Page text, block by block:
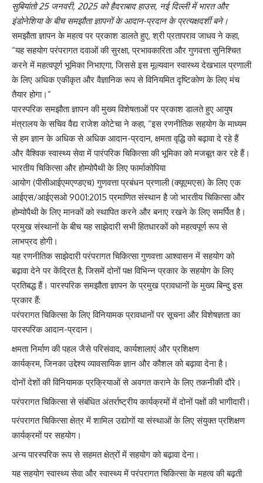
सुबियांतो25 जनवरी, 2025 को हैदराबाद हाउस, नई दिल्ली में भारत और
इंडोनेशिया के बीच समझौता ज्ञापनों के आदान-प्रदान के प्रत्‍यक्षदर्शी बने।
समझौता ज्ञापन के महत्व पर प्रकाश डालते हुए, श्री प्रतापराव जाधव ने कहा,
“यह सहयोग परंपरागत दवाओं की सुरक्षा, प्रभावकारिता और गुणवत्ता सुनिश्चित
करने में महत्वपूर्ण भूमिका निभाएगा, जिससे इस मूल्यवान स्वास्थ्य देखभाल प्रणाली
के लिए अधिक एकीकृत और वैज्ञानिक रूप से विनियमित दृष्टिकोण के लिए मंच
तैयार होगा।”
पारस्‍परिक समझौता ज्ञापन की मुख्य विशेषताओं पर प्रकाश डालते हुए आयुष
मंत्रालय के सचिव वैद्य राजेश कोटेचा ने कहा, “इस रणनीतिक सहयोग के माध्यम
से हम ज्ञान के अधिक से अधिक आदान-प्रदान, क्षमता वृद्धि को बढ़ावा दे रहे हैं
और वैश्विक स्वास्थ्य सेवा में पारंपरिक चिकित्सा की भूमिका को मजबूत कर रहे हैं।
भारतीय चिकित्सा और होम्योपैथी के लिए फार्माकोपिया
आयोग (पीसीआईएमएण्‍डएच) गुणवत्ता प्रबंधन प्रणाली (क्‍यूएमएस) के लिए एक
आईएस/आईएसओ 9001:2015 प्रमाणित संस्थान है जो भारतीय चिकित्सा और
होम्योपैथी के लिए मानकों को स्थापित करने और बनाए रखने के लिए समर्पित है।
प्रमुख संस्थानों के बीच यह साझेदारी सभी हितधारकों को महत्वपूर्ण रूप से
लाभप्रद होगी।
यह रणनीतिक साझेदारी परंपरागत चिकित्सा गुणवत्ता आश्वासन में सहयोग को
बढ़ावा देने पर केंद्रित है, जिसमें दोनों पक्ष विभिन्न प्रकार के सहयोग के लिए
प्रतिबद्ध हैं। पारस्‍परिक समझौता ज्ञापन के प्रमुख प्रावधानों के मुख्‍य बिन्‍दु इस
प्रकार हैं:
परंपरागत चिकित्सा के लिए विनियामक प्रावधानों पर सूचना और विशेषज्ञता का
पारस्‍परिक आदान-प्रदान।
क्षमता निर्माण की पहल जैसे परिसंवाद, कार्यशालाएं और प्रशिक्षण
कार्यक्रम, जिनका उद्देश्य व्यावसायिक ज्ञान और कौशल को बढ़ावा देना है।
दोनों देशों की विनियामक प्रक्रियाओं से अवगत कराने के लिए तकनीकी दौरे।
परंपरागत चिकित्सा से संबंधित अंतर्राष्ट्रीय कार्यक्रमों में दोनों पक्षों की भागीदारी।
परंपरागत चिकित्सा क्षेत्र में शामिल उद्योगों या संस्थाओं के लिए संयुक्त प्रशिक्षण
कार्यक्रमों पर सहयोग।
अन्य पारस्परिक रूप से सहमत क्षेत्रों में सहयोग को बढ़ावा देना।
यह सहयोग स्वास्थ्य सेवा और स्वास्थ्य में परंपरागत चिकित्सा के महत्व की बढ़ती